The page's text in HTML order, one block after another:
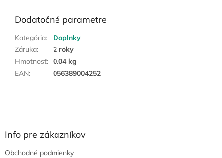
Dodatočné parametre
Kategória:
Doplnky
Záruka:
2 roky
Hmotnosť: 0.04 kg
EAN: 056389004252
Info pre zákazníkov
Obchodné podmienky